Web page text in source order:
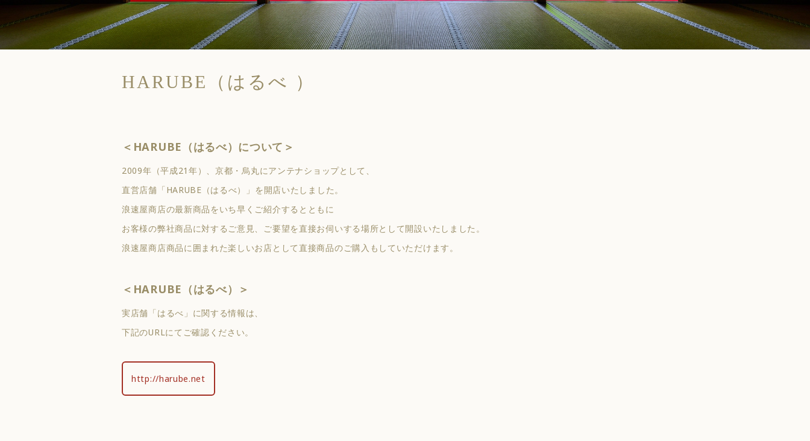
HARUBE（はるべ ）
＜HARUBE（はるべ）について＞
2009年（平成21年）、京都・烏丸にアンテナショップとして、
直営店舗「HARUBE（はるべ）」を開店いたしました。
浪速屋商店の最新商品をいち早くご紹介するとともに
お客様の弊社商品に対するご意見、ご要望を直接お伺いする場所として開設いたしました。
浪速屋商店商品に囲まれた楽しいお店として直接商品のご購入もしていただけます。
＜HARUBE（はるべ）＞
実店舗「はるべ」に関する情報は、
下記のURLにてご確認ください。
http://harube.net